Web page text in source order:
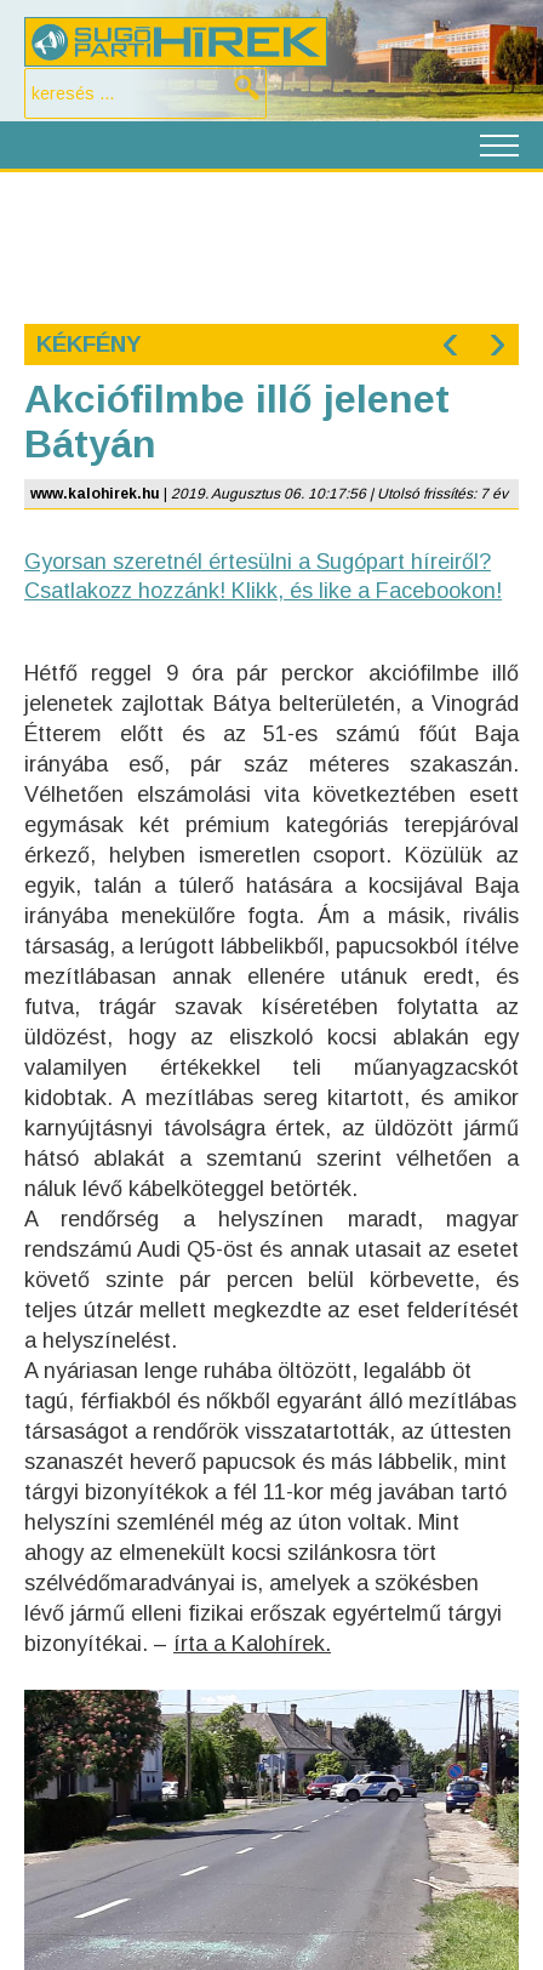
KÉKFÉNY ‹ ›
Akciófilmbe illő jelenet
Bátyán
www.kalohirek.hu 2019. Augusztus 06. 10:17:56 | Utolsó frissítés: 7 év
Gyorsan szeretnél értesülni a Sugópart híreiről?
Csatlakozz hozzánk! Klikk, és like a Facebookon!
Hétfő reggel 9 óra pár perckor akciófilmbe illő
jelenetek zajlottak Bátya belterületén, a Vinográd
Étterem előtt és az 51-es számú főút Baja
irányába eső, pár száz méteres szakaszán.
Vélhetően elszámolási vita következtében esett
egymásak két prémium kategóriás terepjáróval
érkező, helyben ismeretlen csoport. Közülük az
egyik, talán a túlerő hatására a kocsijával Baja
irányába menekülőre fogta. Ám a másik, rivális
társaság, a lerúgott lábbelikből, papucsokból ítélve
mezítlábasan annak ellenére utánuk eredt, és
futva, trágár szavak kíséretében folytatta az
üldözést, hogy az eliszkoló kocsi ablakán egy
valamilyen értékekkel teli műanyagzacskót
kidobtak. A mezítlábas sereg kitartott, és amikor
karnyújtásnyi távolságra értek, az üldözött jármű
hátsó ablakát a szemtanú szerint vélhetően a
náluk lévő kábelköteggel betörték.
A rendőrség a helyszínen maradt, magyar
rendszámú Audi Q5-öst és annak utasait az esetet
követő szinte pár percen belül körbevette, és
teljes útzár mellett megkezdte az eset felderítését
a helyszínelést.
A nyáriasan lenge ruhába öltözött, legalább öt
tagú, férfiakból és nőkből egyaránt álló mezítlábas
társaságot a rendőrök visszatartották, az úttesten
szanaszét heverő papucsok és más lábbelik, mint
tárgyi bizonyítékok a fél 11-kor még javában tartó
helyszíni szemlénél még az úton voltak. Mint
ahogy az elmenekült kocsi szilánkosra tört
szélvédőmaradványai is, amelyek a szökésben
lévő jármű elleni fizikai erőszak egyértelmű tárgyi
bizonyítékai. – írta a Kalohírek.